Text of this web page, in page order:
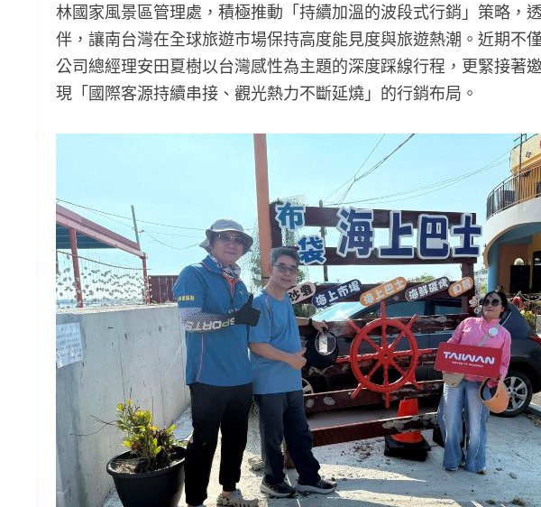
林國家風景區管理處，積極推動「持續加溫的波段式行銷」策略，
伴，讓南台灣在全球旅遊市場保持高度能見度與旅遊熱潮。近期不
公司總經理安田夏樹以台灣感性為主題的深度踩線行程，更緊接著
現「國際客源持續串接、觀光熱力不斷延燒」的行銷布局。